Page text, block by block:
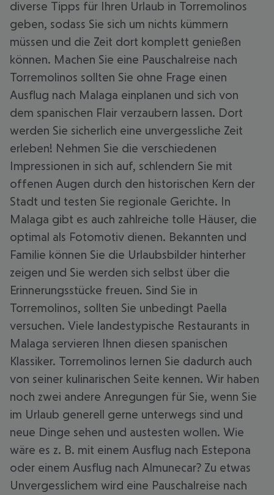
diverse Tipps für Ihren Urlaub in Torremolinos
geben, sodass Sie sich um nichts kümmern
müssen und die Zeit dort komplett genießen
können. Machen Sie eine Pauschalreise nach
Torremolinos sollten Sie ohne Frage einen
Ausflug nach Malaga einplanen und sich von
dem spanischen Flair verzaubern lassen. Dort
werden Sie sicherlich eine unvergessliche Zeit
erleben! Nehmen Sie die verschiedenen
Impressionen in sich auf, schlendern Sie mit
offenen Augen durch den historischen Kern der
Stadt und testen Sie regionale Gerichte. In
Malaga gibt es auch zahlreiche tolle Häuser, die
optimal als Fotomotiv dienen. Bekannten und
Familie können Sie die Urlaubsbilder hinterher
zeigen und Sie werden sich selbst über die
Erinnerungsstücke freuen. Sind Sie in
Torremolinos, sollten Sie unbedingt Paella
versuchen. Viele landestypische Restaurants in
Malaga servieren Ihnen diesen spanischen
Klassiker. Torremolinos lernen Sie dadurch auch
von seiner kulinarischen Seite kennen. Wir haben
noch zwei andere Anregungen für Sie, wenn Sie
im Urlaub generell gerne unterwegs sind und
neue Dinge sehen und austesten wollen. Wie
wäre es z. B. mit einem Ausflug nach Estepona
oder einem Ausflug nach Almunecar? Zu etwas
Unvergesslichem wird eine Pauschalreise nach